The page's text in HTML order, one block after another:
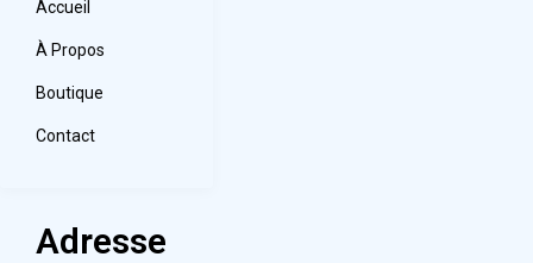
Accueil
À Propos
Boutique
Contact
Adresse